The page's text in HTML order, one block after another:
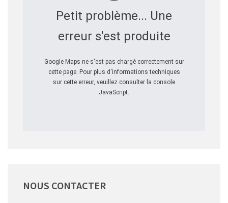
Petit problème... Une
erreur s'est produite
Google Maps ne s'est pas chargé correctement sur
cette page. Pour plus d'informations techniques
sur cette erreur, veuillez consulter la console
JavaScript.
NOUS CONTACTER